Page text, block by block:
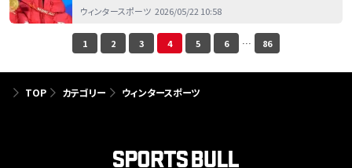
ウィンタースポーツ 2026/05/22 10:58
1 2 3 4 5 6 … 86
TOP カテゴリー ウィンタースポーツ